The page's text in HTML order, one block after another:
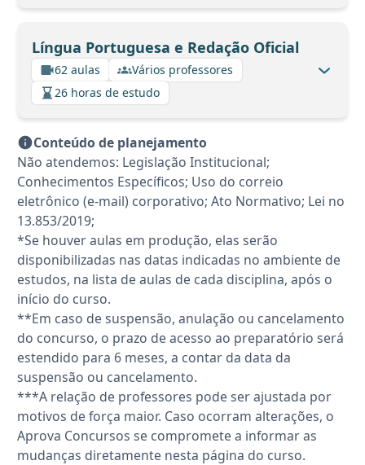
Língua Portuguesa e Redação Oficial
62 aulas
Vários professores
26 horas de estudo
Conteúdo de planejamento
Não atendemos: Legislação Institucional;
Conhecimentos Específicos; Uso do correio
eletrônico (e-mail) corporativo; Ato Normativo; Lei no
13.853/2019;
*Se houver aulas em produção, elas serão
disponibilizadas nas datas indicadas no ambiente de
estudos, na lista de aulas de cada disciplina, após o
início do curso.
**Em caso de suspensão, anulação ou cancelamento
do concurso, o prazo de acesso ao preparatório será
estendido para 6 meses, a contar da data da
suspensão ou cancelamento.
***A relação de professores pode ser ajustada por
motivos de força maior. Caso ocorram alterações, o
Aprova Concursos se compromete a informar as
mudanças diretamente nesta página do curso.